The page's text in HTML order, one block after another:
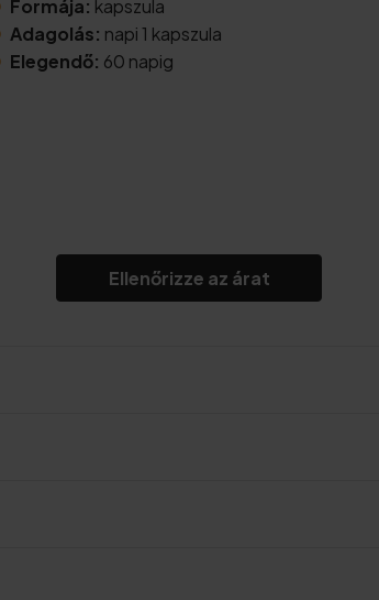
Formája: kapszula
Adagolás: napi 1 kapszula
Elegendő: 60 napig
Ellenőrizze az árat